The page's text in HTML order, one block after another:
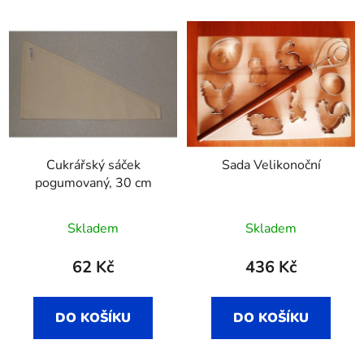
Cukrářský sáček
pogumovaný, 30 cm
hodnocení
produktu
4,7
z
Skladem
62 Kč
DO KOŠÍKU
Sada Velikonoční
Skladem
436 Kč
DO KOŠÍKU